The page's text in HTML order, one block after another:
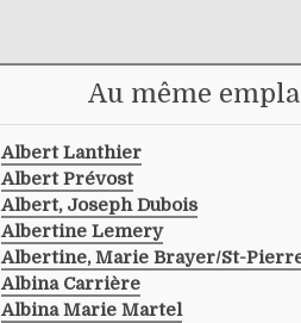
Au même
Albert Lanthier
Albert Prévost
Albert, Joseph Dubois
Albertine Lemery
Albertine, Marie Brayer/st-
Albina Carrière
Albina Marie Martel